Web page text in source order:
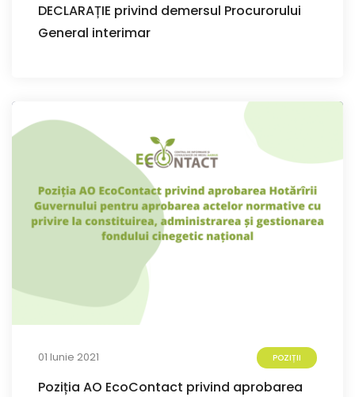
DECLARAȚIE privind demersul Procurorului
General interimar
01 Iunie 2021 POZIȚII
Poziția AO EcoContact privind aprobarea